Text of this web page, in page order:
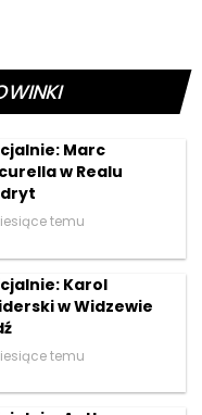
Marc
w Realu
temu
Karol
w Widzewie
temu